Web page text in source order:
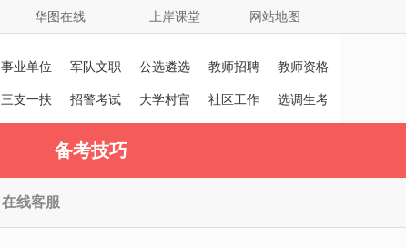
华图在线 上岸课堂 网站地图
事业单位 军队文职 公选遴选 教师招聘
教师资格
证
三支一扶 招警考试 大学村官
社区工作
选调生考
备考技巧
在线客服